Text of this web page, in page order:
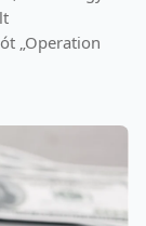
„Operation